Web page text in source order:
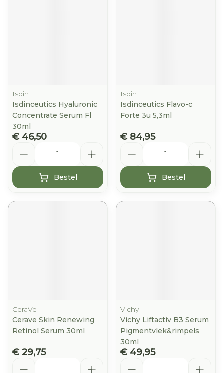
Isdin
Isdinceutics Hyaluronic
Concentrate Serum Fl
30ml
€ 46,50
Bestel
Isdin
Isdinceutics Flavo-c
Forte 3u 5,3ml
€ 84,95
Bestel
CeraVe
Cerave Skin Renewing
Retinol Serum 30ml
€ 29,75
Vichy
Vichy Liftactiv B3 Serum
Pigmentvlek&rimpels
30ml
€ 49,95